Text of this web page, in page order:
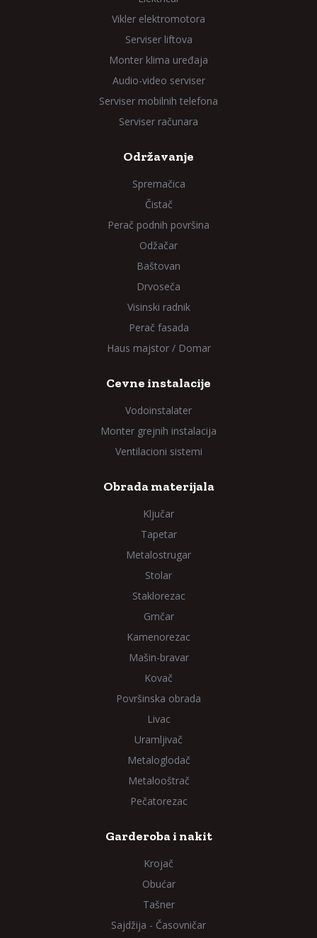
Vikler elektromotora
Serviser liftova
Monter klima uređaja
Audio-video serviser
Serviser mobilnih telefona
Serviser računara
Održavanje
Spremačica
Čistač
Perač podnih površina
Odžačar
Baštovan
Drvoseča
Visinski radnik
Perač fasada
Haus majstor / Domar
Cevne instalacije
Vodoinstalater
Monter grejnih instalacija
Ventilacioni sistemi
Obrada materijala
Ključar
Tapetar
Metalostrugar
Stolar
Staklorezac
Grnčar
Kamenorezac
Mašin-bravar
Kovač
Površinska obrada
Livac
Uramljivač
Metaloglodač
Metalooštrač
Pečatorezac
Garderoba i nakit
Krojač
Obućar
Tašner
Sajdžija - Časovničar